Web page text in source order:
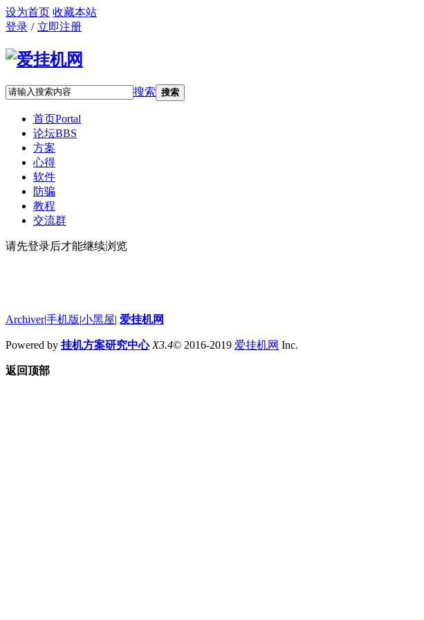
设为首页 收藏本站
登录 / 立即注册
搜索 搜索
首页Portal
论坛BBS
方案
心得
软件
防骗
教程
交流群
请先登录后才能继续浏览
Archiver|手机版|小黑屋| 爱挂机网
Powered by 挂机方案研究中心 X3.4© 2016-2019 爱挂机网 Inc.
返回顶部